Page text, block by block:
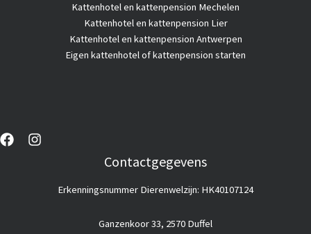
Kattenhotel en kattenpension Mechelen
Kattenhotel en kattenpension Lier
Kattenhotel en kattenpension Antwerpen
Eigen kattenhotel of kattenpension starten
Contactgegevens
Erkenningsnummer Dierenwelzijn: HK40107124
Ganzenkoor 33, 2570 Duffel